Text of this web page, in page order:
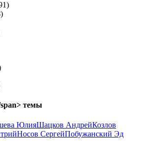
темы
ЮлияШацков АндрейКозлов
Носов СергейПобужанский Эд